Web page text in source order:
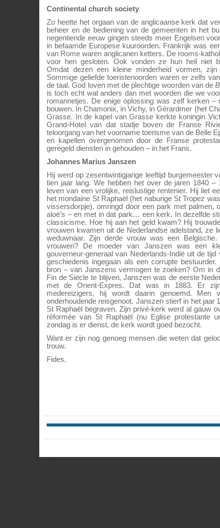
Continental church society
Zo heette het orgaan van de anglicaanse kerk dat
beheer en de bediening van de gemeenten in het
negentiende eeuw gingen steeds meer Engelsen
in befaamde Europese kuuroorden. Frankrijk was
van Rome waren anglicanen ketters. De rooms-
voor hen gesloten. Ook vonden ze hun heil niet
Omdat dezen een kleine minderheid vormen,
Sommige geliefde toeristenoorden waren er zelfs
de taal. God loven met de plechtige woorden van de
is toch echt wat anders dan met woorden die we
romannetjes. De enige oplossing was zelf kerken –
bouwen. In Chamonix, in Vichy, in Gérardmer (het
Grasse. In de kapel van Grasse kerkte koningin
Grand-Hotel van dat stadje boven de Franse
teloorgang van het voorname toerisme van de Belle
en kapellen overgenomen door de Franse
geregeld diensten in gehouden – in het Frans.
Johannes Marius Janszen
Hij werd op zesentwintigjarige leeftijd burgemeester
tien jaar lang. We hebben het over de jaren 1840 –
leven van een vrolijke, reislustige rentenier. Hij liet
het mondaine St Raphaël (het naburige St Tropez
vissersdorpje), omringd door een park met palmen,
aloë’s – en met in dat park… een kerk. In dezelfde
classicisme. Hoe hij aan het geld kwam? Hij
vrouwen kwamen uit de Nederlandse adelstand, ze
weduwnaar. Zijn derde vrouw was een
vrouwen? De moeder van Janszen was een
gouverneur-generaal van Nederlands-Indië uit de
geschiedenis ingegaan als een corrupte
bron – van Janszens vermogen te zoeken? Om in
Fin de Siècle te blijven, Janszen was de eerste
met de Orient-Expres. Dat was in 1883. Er
medereizigers, hij wordt daarin genoemd. Men
onderhoudende reisgenoot. Janszen stierf in het jaar
St Raphaël begraven. Zijn privé-kerk werd al gauw
réformée van St Raphaël (nu Eglise protestante
zondag is er dienst, de kerk wordt goed bezocht.
Want er zijn nog genoeg mensen die weten dat
trouw.
Fides.